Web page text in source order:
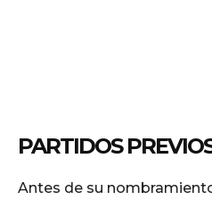
PARTIDOS
Antes de su